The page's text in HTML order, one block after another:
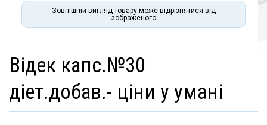
Зовнішній вигляд товару може відрізнятися від
зображеного
відек капс.№30
діет.добав.- ціни у умані